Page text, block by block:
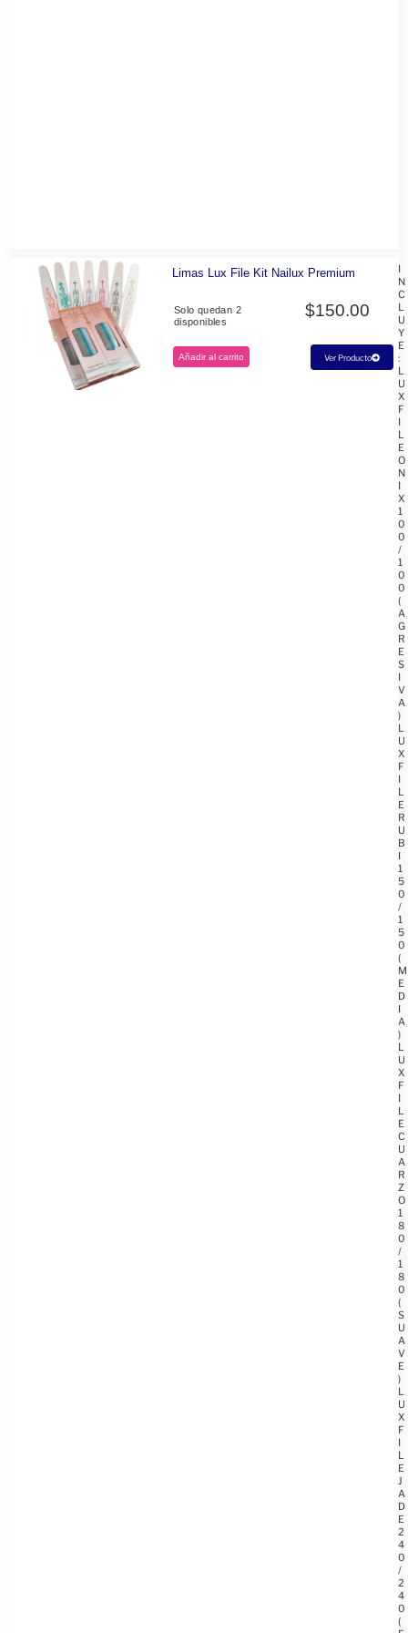
Limas Lux File Kit Nailux Premium
Solo quedan 2
disponibles
$150.00
Añadir al carrito Ver Producto
I
N
C
L
U
Y
E
:
L
U
X
F
I
L
E
O
N
I
X
1
0
0
/
1
0
0
(
A
G
R
E
S
I
V
A
)
L
U
X
F
I
L
E
R
U
B
I
1
5
0
/
1
5
0
(
M
E
D
I
A
)
L
U
X
F
I
L
E
C
U
A
R
Z
O
1
8
0
/
1
8
0
(
S
U
A
V
E
)
L
U
X
F
I
L
E
J
A
D
E
2
4
0
/
2
4
0
(